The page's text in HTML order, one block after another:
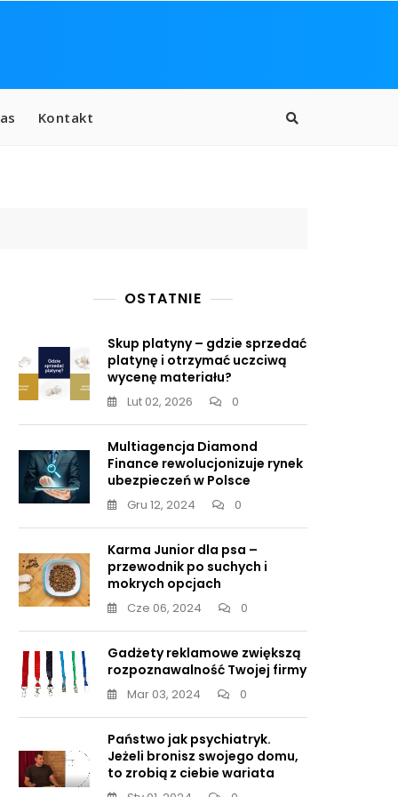
Kontakt
OSTATNIE
Skup platyny – gdzie sprzedać
platynę i otrzymać uczciwą
wycenę materiału?
Lut 02, 2026 0
Multiagencja Diamond
Finance rewolucjonizuje rynek
ubezpieczeń w Polsce
Gru 12, 2024 0
Karma Junior dla psa –
przewodnik po suchych i
mokrych opcjach
Cze 06, 2024 0
Gadżety reklamowe zwiększą
rozpoznawalność Twojej firmy
Mar 03, 2024 0
Państwo jak psychiatryk.
Jeżeli bronisz swojego domu,
to zrobią z ciebie wariata